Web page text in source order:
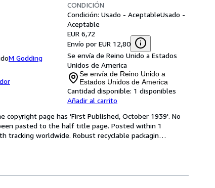
M Godding
CONDICIÓN
Condición: Usado - AceptableUsado -
Aceptable
EUR 6,72
Envío por EUR 12,80
Se envía de Reino Unido a Estados
Unidos de America
Se envía de Reino Unido a
Estados Unidos de America
Cantidad disponible: 1 disponibles
Añadir al carrito
copyright page has 'First Published, October 1939'. No
pasted to the half title page. Posted within 1
tracking worldwide. Robust recyclable packagin…